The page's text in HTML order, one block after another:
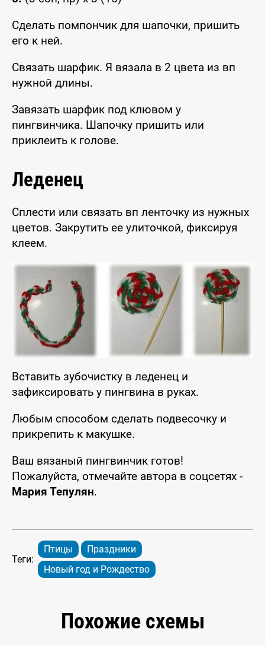
Сделать помпончик для шапочки, пришить
его к ней.
Связать шарфик. Я вязала в 2 цвета из вп
нужной длины.
Завязать шарфик под клювом у
пингвинчика. Шапочку пришить или
приклеить к голове.
Леденец
Сплести или связать вп ленточку из нужных
цветов. Закрутить ее улиточкой, фиксируя
клеем.
Вставить зубочистку в леденец и
зафиксировать у пингвина в руках.
Любым способом сделать подвесочку и
прикрепить к макушке.
Ваш вязаный пингвинчик готов!
Пожалуйста, отмечайте автора в соцсетях -
Мария Тепулян.
Теги:
Птицы
Праздники
Новый год и Рождество
Похожие схемы